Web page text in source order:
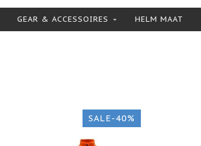
GEAR & ACCESSOIRES HELM MAAT
SALE-40%